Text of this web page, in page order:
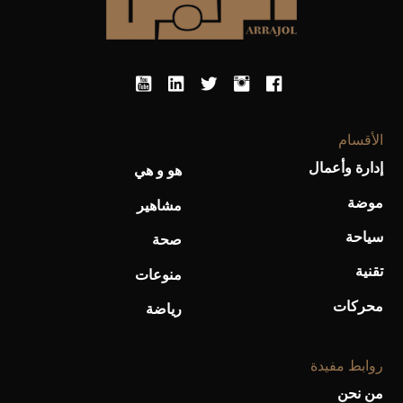
الأقسام
إدارة وأعمال
موضة
سياحة
تقنية
محركات
هو و هي
مشاهير
صحة
منوعات
رياضة
روابط مفيدة
من نحن